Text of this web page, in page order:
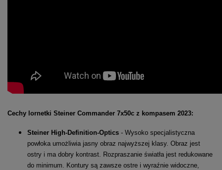
Cechy lornetki Steiner Commander 7x50c z kompasem 2023:
Steiner High-Definition-Optics - Wysoko specjalistyczna
powłoka umożliwia jasny obraz najwyższej klasy. Obraz jest
ostry i ma dobry kontrast. Rozpraszanie światła jest redukowane
do minimum. Kontury są zawsze ostre i wyraźnie widoczne,